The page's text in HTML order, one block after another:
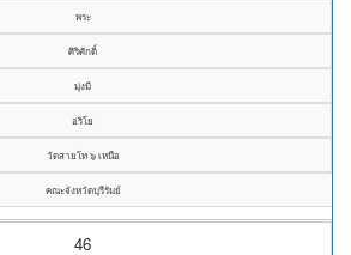
พระ
ศิริศักดิ์
มุ่งมี
อริโย
วัดสายโท ๖ เหนือ
คณะจังหวัดบุรีรัมย์
46